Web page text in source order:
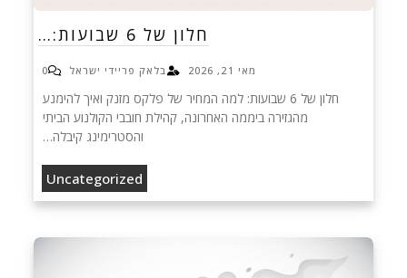
חלון של 6 שבועות:…
מאי 21, 2026 בלאק פריידי ישראל 0
חלון של 6 שבועות: למה המחיר של פלקס מזנק ואיך להימנע
מהגזירה ביממה האחרונה, קהילת חובבי הקולנוע הביתי
והסטרימינג קיבלה…
Uncategorized